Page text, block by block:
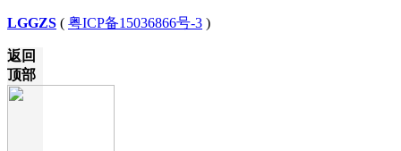
LGGZS ( 粤ICP备15036866号-3 )
返回
顶部